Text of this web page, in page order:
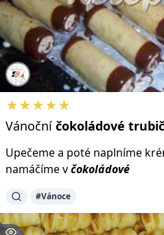
★★★★★
Vánoční čokoládové
Upečeme a poté naplníme
namáčíme včokoládové
#Vánoce